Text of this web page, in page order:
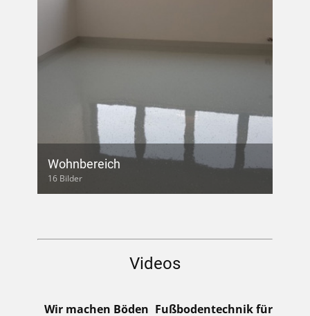
Wohnbereich
16 Bilder
Videos
Wir machen Böden Fußbodentechnik für